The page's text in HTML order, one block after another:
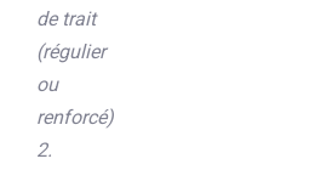
de trait
(régulier
ou
renforcé)
2.